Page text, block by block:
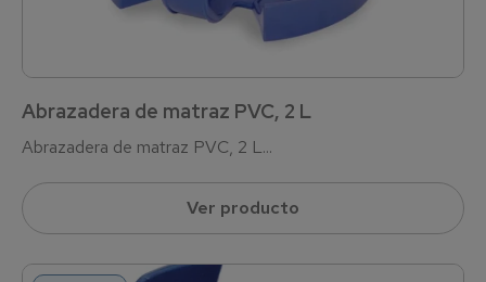
Abrazadera de matraz PVC, 2 L
Abrazadera de matraz PVC, 2 L...
Ver producto